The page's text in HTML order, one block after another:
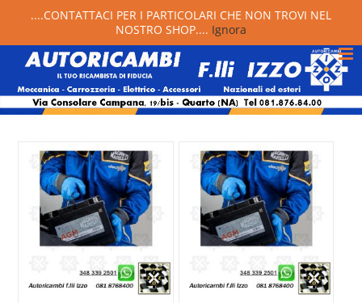
....CONTATTACI PER I PARTICOLARI CHE NON TROVI NEL
NOSTRO SHOP.... Ignora